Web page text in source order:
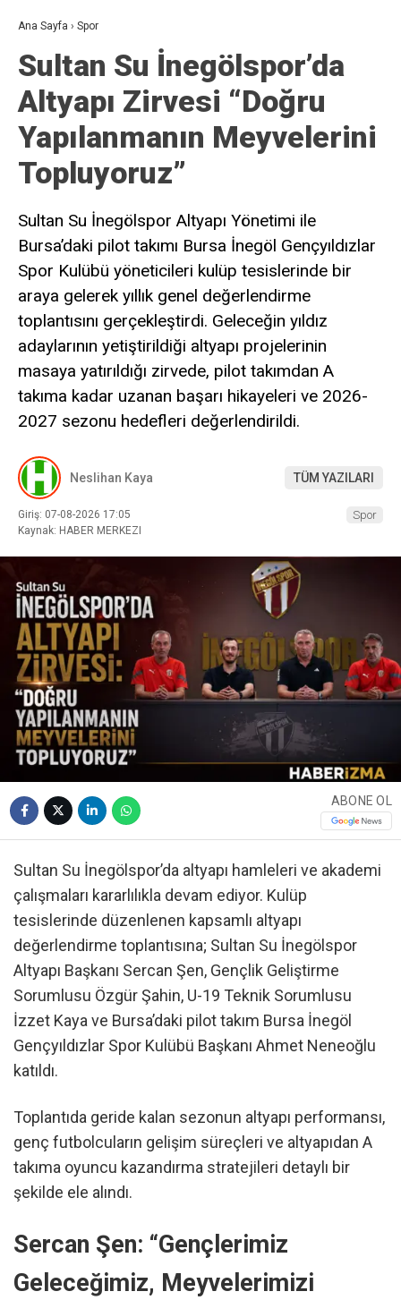
Ana Sayfa › Spor
Sultan Su İnegölspor’da
Altyapı Zirvesi “Doğru
Yapılanmanın Meyvelerini
Topluyoruz”
Sultan Su İnegölspor Altyapı Yönetimi ile
Bursa’daki pilot takımı Bursa İnegöl Gençyıldızlar
Spor Kulübü yöneticileri kulüp tesislerinde bir
araya gelerek yıllık genel değerlendirme
toplantısını gerçekleştirdi. Geleceğin yıldız
adaylarının yetiştirildiği altyapı projelerinin
masaya yatırıldığı zirvede, pilot takımdan A
takıma kadar uzanan başarı hikayeleri ve 2026-
2027 sezonu hedefleri değerlendirildi.
Neslihan Kaya TÜM YAZILARI
Giriş: 07-08-2026 17:05
Kaynak: HABER MERKEZI
Spor
ABONE OL
Sultan Su İnegölspor’da altyapı hamleleri ve akademi
çalışmaları kararlılıkla devam ediyor. Kulüp
tesislerinde düzenlenen kapsamlı altyapı
değerlendirme toplantısına; Sultan Su İnegölspor
Altyapı Başkanı Sercan Şen, Gençlik Geliştirme
Sorumlusu Özgür Şahin, U-19 Teknik Sorumlusu
İzzet Kaya ve Bursa’daki pilot takım Bursa İnegöl
Gençyıldızlar Spor Kulübü Başkanı Ahmet Neneoğlu
katıldı.
Toplantıda geride kalan sezonun altyapı performansı,
genç futbolcuların gelişim süreçleri ve altyapıdan A
takıma oyuncu kazandırma stratejileri detaylı bir
şekilde ele alındı.
Sercan Şen: “Gençlerimiz
Geleceğimiz, Meyvelerimizi